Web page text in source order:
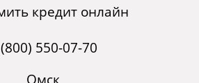
кредит онлайн
550-07-70